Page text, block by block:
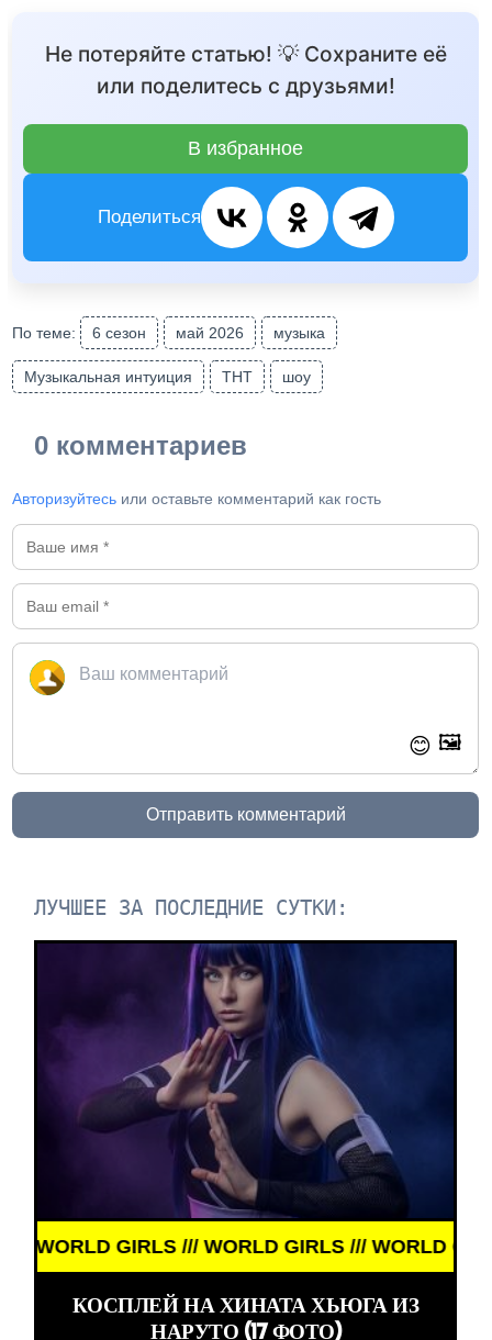
Не потеряйте статью! 💡 Сохраните её
или поделитесь с друзьями!
В избранное
Поделиться
По теме: 6 сезон май 2026 музыка
Музыкальная интуиция ТНТ шоу
0 комментариев
Авторизуйтесь или оставьте комментарий как гость
😊 🖼️
Отправить комментарий
ЛУЧШЕЕ ЗА ПОСЛЕДНИЕ СУТКИ:
GIRLS /// WORLD GIRLS /// WORLD GIRLS ///
КОСПЛЕЙ НА ХИНАТА ХЬЮГА ИЗ
НАРУТО (17 ФОТО)